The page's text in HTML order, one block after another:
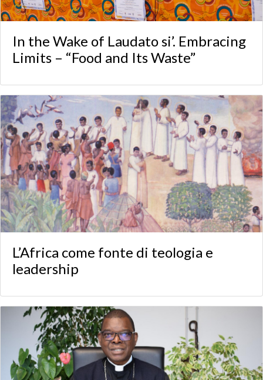
In the Wake of Laudato si’. Embracing
Limits – “Food and Its Waste”
L’Africa come fonte di teologia e
leadership